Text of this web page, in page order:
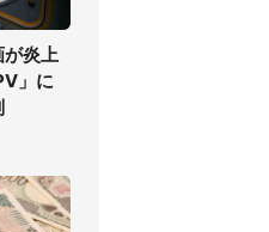
が炎上
」に